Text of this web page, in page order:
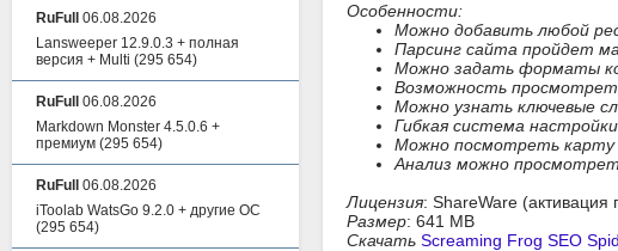
Особенности:
Можно добавить любой
Парсинг сайта пройдет
Можно задать форматы
Возможность
Можно узнать ключевые
Гибкая система
Можно посмотреть карту
Анализ можно
Лицензия: ShareWare
Размер: 641 MB
Скачать Screaming Frog SEO
RuFull
06.08.2026
Lansweeper 12.9.0.3 + полная
версия + Multi (295 654)
RuFull
06.08.2026
Markdown Monster 4.5.0.6 +
премиум (295 654)
RuFull
06.08.2026
iToolab WatsGo 9.2.0 + другие ОС
(295 654)